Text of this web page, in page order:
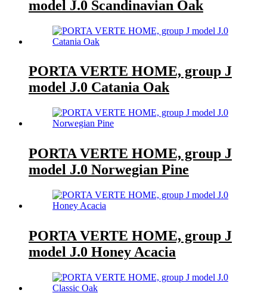
model J.0 Scandinavian Oak
PORTA VERTE HOME, group J
model J.0 Catania Oak
PORTA VERTE HOME, group J
model J.0 Norwegian Pine
PORTA VERTE HOME, group J
model J.0 Honey Acacia